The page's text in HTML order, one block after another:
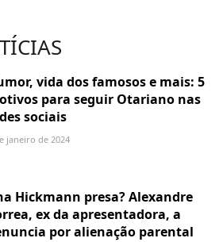
vida dos famosos e mais: 5
para seguir Otariano nas
sociais
janeiro de 2024
Hickmann presa? Alexandre
ex da apresentadora, a
por alienação parental